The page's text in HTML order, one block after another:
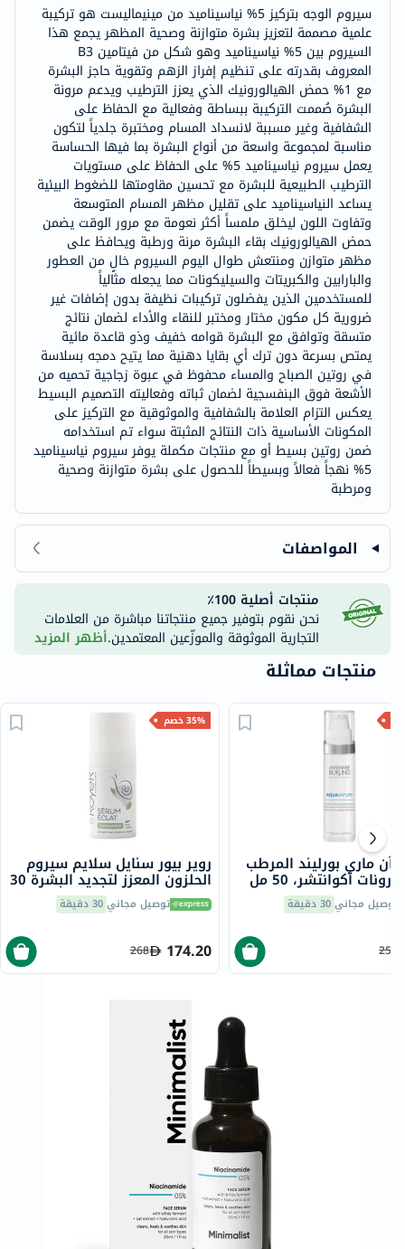
سيروم الوجه بتركيز 5% نياسيناميد من مينيماليست هو تركيبة
علمية مصممة لتعزيز بشرة متوازنة وصحية المظهر يجمع هذا
السيروم بين 5% نياسيناميد وهو شكل من فيتامين B3
المعروف بقدرته على تنظيم إفراز الزهم وتقوية حاجز البشرة
مع 1% حمض الهيالورونيك الذي يعزز الترطيب ويدعم مرونة
البشرة صُممت التركيبة ببساطة وفعالية مع الحفاظ على
الشفافية وغير مسببة لانسداد المسام ومختبرة جلدياً لتكون
مناسبة لمجموعة واسعة من أنواع البشرة بما فيها الحساسة
يعمل سيروم نياسيناميد 5% على الحفاظ على مستويات
الترطيب الطبيعية للبشرة مع تحسين مقاومتها للضغوط البيئية
يساعد النياسيناميد على تقليل مظهر المسام المتوسعة
وتفاوت اللون ليخلق ملمساً أكثر نعومة مع مرور الوقت يضمن
حمض الهيالورونيك بقاء البشرة مرنة ورطبة ويحافظ على
مظهر متوازن ومنتعش طوال اليوم السيروم خالٍ من العطور
والبارابين والكبريتات والسيليكونات مما يجعله مثالياً
للمستخدمين الذين يفضلون تركيبات نظيفة بدون إضافات غير
ضرورية كل مكون مختار ومختبر للنقاء والأداء لضمان نتائج
متسقة وتوافق مع البشرة قوامه خفيف وذو قاعدة مائية
يمتص بسرعة دون ترك أي بقايا دهنية مما يتيح دمجه بسلاسة
في روتين الصباح والمساء محفوظ في عبوة زجاجية تحميه من
الأشعة فوق البنفسجية لضمان ثباته وفعاليته التصميم البسيط
يعكس التزام العلامة بالشفافية والموثوقية مع التركيز على
المكونات الأساسية ذات النتائج المثبتة سواء تم استخدامه
ضمن روتين بسيط أو مع منتجات مكملة يوفر سيروم نياسيناميد
5% نهجاً فعالاً وبسيطاً للحصول على بشرة متوازنة وصحية
ومرطبة
المواصفات
منتجات أصلية 100٪
نحن نقوم بتوفير جميع منتجاتنا مباشرة من العلامات
التجارية الموثوقة والموزّعين المعتمدين.أظهر المزيد
منتجات مماثلة
35% خصم
روير بيور سنايل سلايم سيروم
الحلزون المعزز لتجديد البشرة 30
مل توصيل مجاني 30 دقيقة
174.20
268
آن ماري بورليند المرطب
أكوانتشر، 50 مل
توصيل مجاني30 دقيقة
255